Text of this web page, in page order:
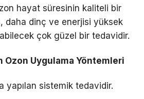
hayat süresinin kaliteli bir
daha dinç ve enerjisi yüksek
çok güzel bir tedavidir.
Ozon Uygulama Yöntemleri
yapılan sistemik tedavidir.